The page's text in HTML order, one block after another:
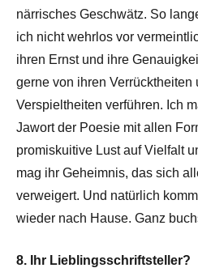
närrisches Geschwätz. So
ich nicht wehrlos vor
ihren Ernst und ihre
gerne von ihren Verrücktheiten
Verspieltheiten verführen. Ich
Jawort der Poesie mit allen
promiskuitive Lust auf Vielfalt
mag ihr Geheimnis, das sich
verweigert. Und natürlich
wieder nach Hause. Ganz
8. Ihr Lieblingsschriftsteller?